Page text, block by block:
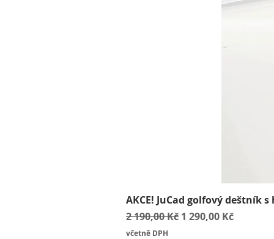
AKCE! JuCad golfový deštník
Běžná cena
2 190,00 Kč Zvýhodněná cena
1 290,00 Kč
včetně DPH